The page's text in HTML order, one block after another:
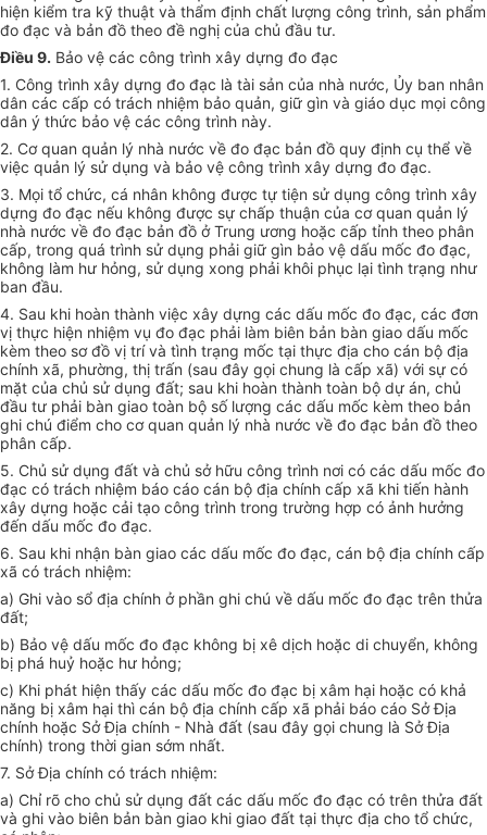
hiện kiểm tra kỹ thuật và thẩm định chất lượng công trình, sản phẩm
đo đạc và bản đồ theo đề nghị của chủ đầu tư.
Điều 9. Bảo vệ các công trình xây dựng đo đạc
1. Công trình xây dựng đo đạc là tài sản của nhà nước, Ủy ban nhân
dân các cấp có trách nhiệm bảo quản, giữ gìn và giáo dục mọi công
dân ý thức bảo vệ các công trình này.
2. Cơ quan quản lý nhà nước về đo đạc bản đồ quy định cụ thể về
việc quản lý sử dụng và bảo vệ công trình xây dựng đo đạc.
3. Mọi tổ chức, cá nhân không được tự tiện sử dụng công trình xây
dựng đo đạc nếu không được sự chấp thuận của cơ quan quản lý
nhà nước về đo đạc bản đồ ở Trung ương hoặc cấp tỉnh theo phân
cấp, trong quá trình sử dụng phải giữ gìn bảo vệ dấu mốc đo đạc,
không làm hư hỏng, sử dụng xong phải khôi phục lại tình trạng như
ban đầu.
4. Sau khi hoàn thành việc xây dựng các dấu mốc đo đạc, các đơn
vị thực hiện nhiệm vụ đo đạc phải làm biên bản bàn giao dấu mốc
kèm theo sơ đồ vị trí và tình trạng mốc tại thực địa cho cán bộ địa
chính xã, phường, thị trấn (sau đây gọi chung là cấp xã) với sự có
mặt của chủ sử dụng đất; sau khi hoàn thành toàn bộ dự án, chủ
đầu tư phải bàn giao toàn bộ số lượng các dấu mốc kèm theo bản
ghi chú điểm cho cơ quan quản lý nhà nước về đo đạc bản đồ theo
phân cấp.
5. Chủ sử dụng đất và chủ sở hữu công trình nơi có các dấu mốc đo
đạc có trách nhiệm báo cáo cán bộ địa chính cấp xã khi tiến hành
xây dựng hoặc cải tạo công trình trong trường hợp có ảnh hưởng
đến dấu mốc đo đạc.
6. Sau khi nhận bàn giao các dấu mốc đo đạc, cán bộ địa chính cấp
xã có trách nhiệm:
a) Ghi vào sổ địa chính ở phần ghi chú về dấu mốc đo đạc trên thửa
đất;
b) Bảo vệ dấu mốc đo đạc không bị xê dịch hoặc di chuyển, không
bị phá huỷ hoặc hư hỏng;
c) Khi phát hiện thấy các dấu mốc đo đạc bị xâm hại hoặc có khả
năng bị xâm hại thì cán bộ địa chính cấp xã phải báo cáo Sở Địa
chính hoặc Sở Địa chính - Nhà đất (sau đây gọi chung là Sở Địa
chính) trong thời gian sớm nhất.
7. Sở Địa chính có trách nhiệm:
a) Chỉ rõ cho chủ sử dụng đất các dấu mốc đo đạc có trên thửa đất
và ghi vào biên bản bàn giao khi giao đất tại thực địa cho tổ chức,